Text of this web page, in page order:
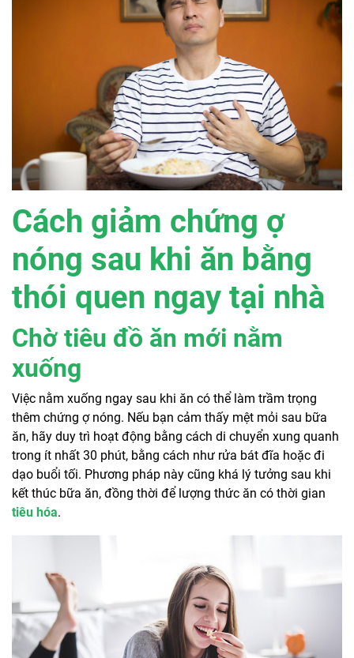
Cách giảm chứng ợ
nóng sau khi ăn bằng
thói quen ngay tại nhà
Chờ tiêu đồ ăn mới nằm
xuống
Việc nằm xuống ngay sau khi ăn có thể làm trầm trọng
thêm chứng ợ nóng. Nếu bạn cảm thấy mệt mỏi sau bữa
ăn, hãy duy trì hoạt động bằng cách di chuyển xung quanh
trong ít nhất 30 phút, bằng cách như rửa bát đĩa hoặc đi
dạo buổi tối. Phương pháp này cũng khá lý tưởng sau khi
kết thúc bữa ăn, đồng thời để lượng thức ăn có thời gian
tiêu hóa.